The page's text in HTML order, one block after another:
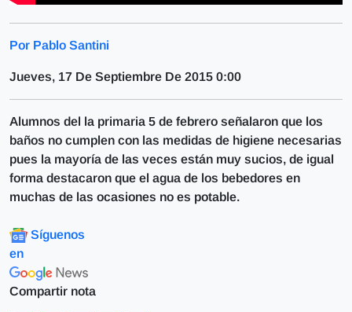
Por Pablo Santini
Jueves, 17 De Septiembre De 2015 0:00
Alumnos del la primaria 5 de febrero señalaron que los
baños no cumplen con las medidas de higiene necesarias
pues la mayoría de las veces están muy sucios, de igual
forma destacaron que el agua de los bebedores en
muchas de las ocasiones no es potable.
Síguenos
en
Compartir nota